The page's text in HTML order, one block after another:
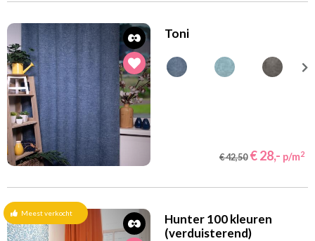
Toni
€ 42,50 € 28,- p/m2
Meest verkocht
Hunter 100 kleuren
(verduisterend)